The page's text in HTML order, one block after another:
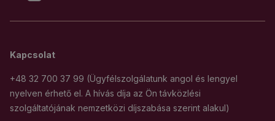
Kapcsolat
+48 32 700 37 99 (Ügyfélszolgálatunk angol és lengyel
nyelven érhető el. A hívás díja az Ön távközlési
szolgáltatójának nemzetközi díjszabása szerint alakul)